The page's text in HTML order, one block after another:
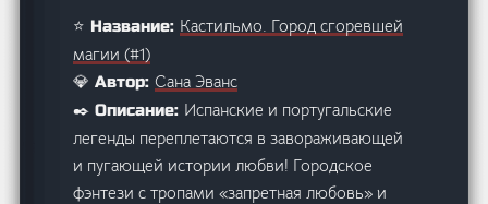
⭐ Название: Кастильмо. Город сгоревшей
магии (#1)
💎 Автор:Сана Эванс
✒️ Описание: Испанские и португальские
легенды переплетаются в завораживающей
и пугающей истории любви! Городское
фэнтези с тропами «запретная любовь» и